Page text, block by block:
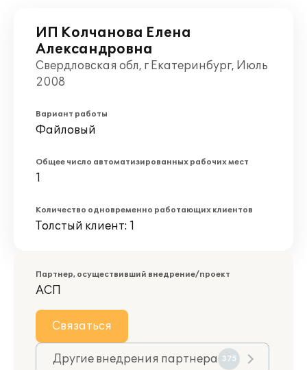
ИП Колчанова Елена
Александровна
Свердловская обл, г Екатеринбург, Июль
2008
Вариант работы
Файловый
Общее число автоматизированных рабочих мест
1
Количество одновременно работающих клиентов
Толстый клиент: 1
Партнер, осуществивший внедрение/проект
АСП
Связаться
Другие внедрения партнера 375